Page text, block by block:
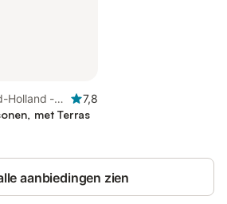
Holland -
7,8
met Terras
aanbiedingen zien